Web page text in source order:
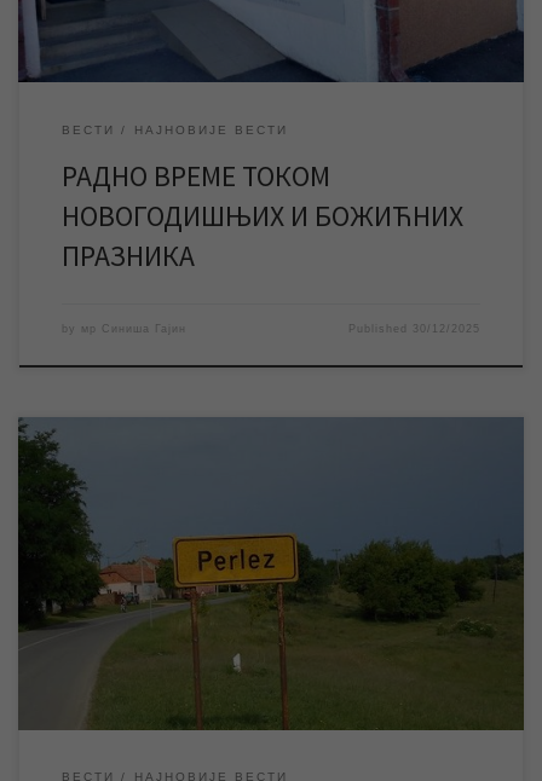
ВЕСТИ НАЈНОВИЈЕ ВЕСТИ
РАДНО ВРЕМЕ ТОКОМ
НОВОГОДИШЊИХ И БОЖИЋНИХ
ПРАЗНИКА
by мр Синиша Гајин Published 30/12/2025
ЈКП „Водовод и канализација“ Зрењанин ће у уторак изводити
неопходне радове на одржавању изворишта у Перлезу, због
чега ће доћи до прекида водоснабдевања у овом насељеном
месту. У уторак 30. децембра ЈКП „Водовод и канализација“
Зрењанин изводиће неопходне радове на одржавању
изворишта у Перлезу. Планирано је да радови трају од […]
ВЕСТИ НАЈНОВИЈЕ ВЕСТИ